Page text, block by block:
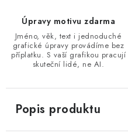
Úpravy motivu zdarma
Jméno, věk, text i jednoduché
grafické úpravy provádíme bez
příplatku. S vaší grafikou pracují
skuteční lidé, ne AI.
Popis produktu